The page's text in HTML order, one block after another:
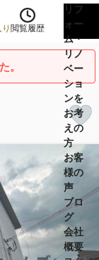
閲覧履歴
リフ
ォー
ム・
リノ
ベー
ショ
ンを
お考
えの
方
お客
様の
声
ブロ
グ
会社
概要
。